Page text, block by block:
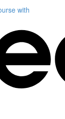
with